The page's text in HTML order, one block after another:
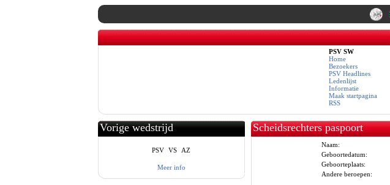
PSV SW
Home
Bezoekers
PSV Headlines
Ledenlijst
Informatie
Maak startpagina
RSS
Vorige wedstrijd
PSV VS AZ
Meer info
Scheidsrechters paspoort
Naam:
Geboortedatum:
Geboorteplaats:
Andere beroepen: